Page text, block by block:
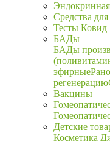
Средства
Тесты Ковид
БАДы
БАДы
эфирные
регенерацию
Вакцины
Детские
Косметика